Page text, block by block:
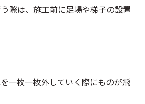
際は、施工前に足場や梯子の設置
一枚一枚外していく際にものが飛